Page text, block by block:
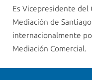
Es Vicepresidente
Mediación de
internacionalmente
Mediación Comercial.